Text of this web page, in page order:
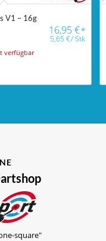
V1 – 16g
16,95€*
5,65€/Stk
verfügbar
square"